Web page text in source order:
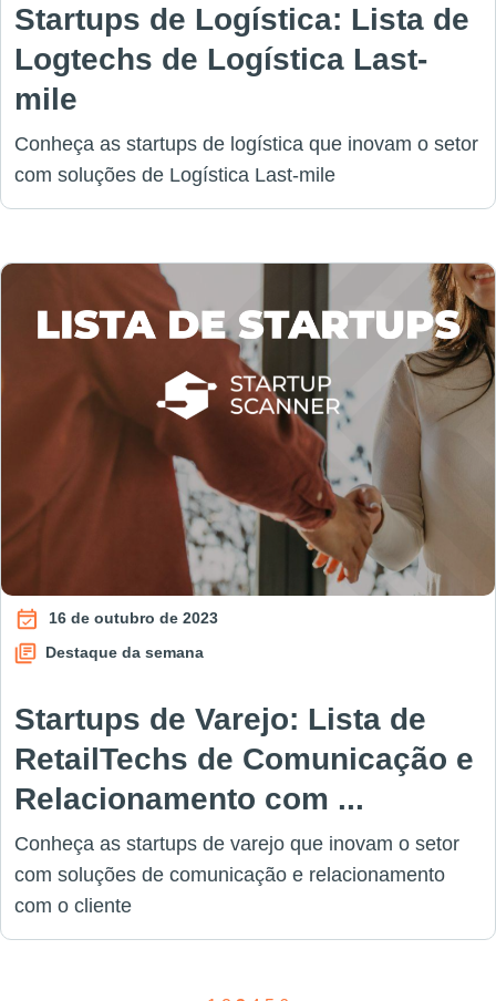
Startups de Logística: Lista de
Logtechs de Logística Last-
mile
Conheça as startups de logística que inovam o setor
com soluções de Logística Last-mile
16 de outubro de 2023
Destaque da semana
Startups de Varejo: Lista de
RetailTechs de Comunicação e
Relacionamento com ...
Conheça as startups de varejo que inovam o setor
com soluções de comunicação e relacionamento
com o cliente